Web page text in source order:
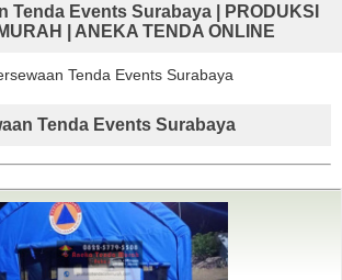
Tenda Events Surabaya | PRODUKSI
| ANEKA TENDA ONLINE
Tenda Events Surabaya
Tenda Events Surabaya